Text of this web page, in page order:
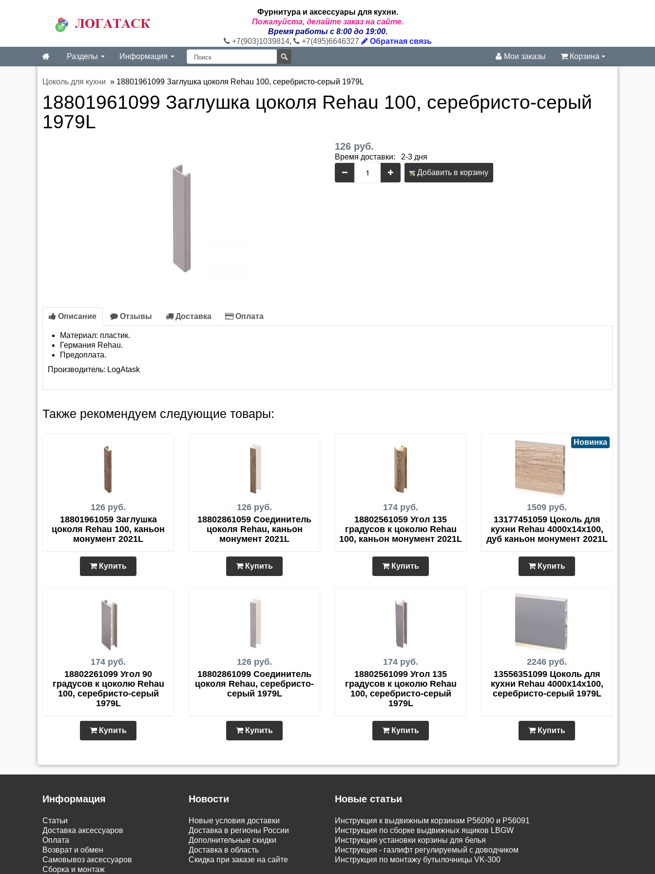
Фурнитура и аксессуары для кухни.
Пожалуйста, делайте заказ на сайте.
Время работы с 8:00 до 19:00.
+7(903)1039814, +7(495)6646327
Обратная связь
Разделы
Информация Мои заказы Корзина
Цоколь для кухни » 18801961099 Заглушка цоколя Rehau 100, серебристо-серый 1979L
18801961099 Заглушка цоколя Rehau 100, серебристо-серый
1979L
126 руб.
Время доставки: 2-3 дня
Добавить в корзину
Описание Отзывы Доставка Оплата
Материал: пластик.
Германия Rehau.
Предоплата.
Производитель: LogAtask
Также рекомендуем следующие товары:
126 руб.
18801961059 Заглушка
цоколя Rehau 100, каньон
монумент 2021L
Купить
126 руб.
18802861059 Соединитель
цоколя Rehau, каньон
монумент 2021L
Купить
174 руб.
18802561059 Угол 135
градусов к цоколю Rehau
100, каньон монумент 2021L
Купить
1509 руб.
Новинка
13177451059 Цоколь для
кухни Rehau 4000х14х100,
дуб каньон монумент 2021L
Купить
174 руб.
18802261099 Угол 90
градусов к цоколю Rehau
100, серебристо-серый
1979L
Купить
126 руб.
18802861099 Соединитель
цоколя Rehau, серебристо-
серый 1979L
Купить
174 руб.
18802561099 Угол 135
градусов к цоколю Rehau
100, серебристо-серый
1979L
Купить
2246 руб.
13556351099 Цоколь для
кухни Rehau 4000х14х100,
серебристо-серый 1979L
Купить
Информация
Статьи
Доставка аксессуаров
Оплата
Возврат и обмен
Самовывоз аксессуаров
Сборка и монтаж
Новости
Новые условия доставки
Доставка в регионы России
Дополнительные скидки
Доставка в область
Скидка при заказе на сайте
Новые статьи
Инструкция к выдвижным корзинам P56090 и P56091
Инструкция по сборке выдвижных ящиков LBGW
Инструкция установки корзины для белья
Инструкция - газлифт регулируемый с доводчиком
Инструкция по монтажу бутылочницы VK-300